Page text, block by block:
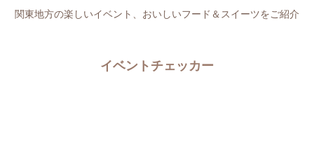
関東地方の楽しいイベント、おいしいフード＆スイーツをご紹介
イベントチェッカー